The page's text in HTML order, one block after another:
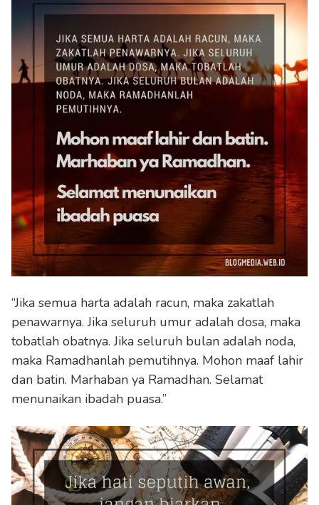
“Jika semua harta adalah racun, maka zakatlah
penawarnya. Jika seluruh umur adalah dosa, maka
tobatlah obatnya. Jika seluruh bulan adalah noda,
maka Ramadhanlah pemutihnya. Mohon maaf lahir
dan batin. Marhaban ya Ramadhan. Selamat
menunaikan ibadah puasa.”